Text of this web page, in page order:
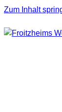
Zum Inhalt